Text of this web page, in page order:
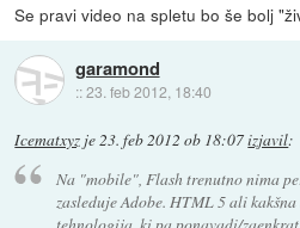
Se pravi video na spletu bo še bolj
garamond
::23. feb 2012, 18:40
Icematxyz je23. feb 2012 ob 18:07izjavil:
Na "mobile", Flash trenutno nima
zasleduje Adobe. HTML 5 ali